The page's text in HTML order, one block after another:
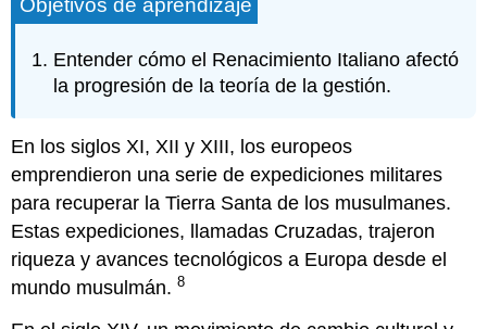
Objetivos de aprendizaje
Entender cómo el Renacimiento Italiano afectó
la progresión de la teoría de la gestión.
En los siglos XI, XII y XIII, los europeos
emprendieron una serie de expediciones militares
para recuperar la Tierra Santa de los musulmanes.
Estas expediciones, llamadas Cruzadas, trajeron
riqueza y avances tecnológicos a Europa desde el
mundo musulmán.8